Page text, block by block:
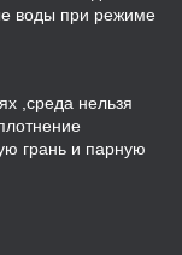
воды при режиме
,среда нельзя
грань и парную